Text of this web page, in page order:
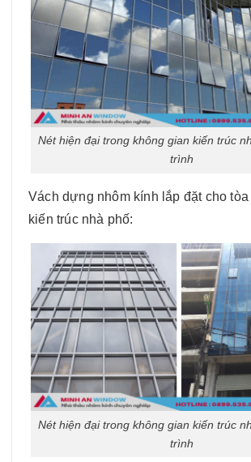
Nét hiện đại trong không gian kiến trúc
trình
Vách dựng nhôm kính lắp đặt cho tòa
kiến trúc nhà phố:
Nét hiện đại trong không gian kiến trúc
trình